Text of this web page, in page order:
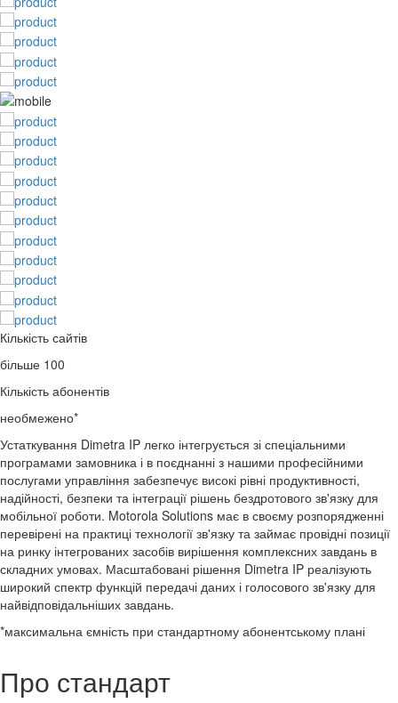
Кількість сайтів
більше 100
Кількість абонентів
необмежено*
Устаткування Dimetra IP легко інтегрується зі спеціальними
програмами замовника і в поєднанні з нашими професійними
послугами управління забезпечує високі рівні продуктивності,
надійності, безпеки та інтеграції рішень бездротового зв'язку для
мобільної роботи. Motorola Solutions має в своєму розпорядженні
перевірені на практиці технології зв'язку та займає провідні позиції
на ринку інтегрованих засобів вирішення комплексних завдань в
складних умовах. Масштабовані рішення Dimetra IP реалізують
широкий спектр функцій передачі даних і голосового зв'язку для
найвідповідальніших завдань.
*максимальна ємність при стандартному абонентському плані
Про стандарт